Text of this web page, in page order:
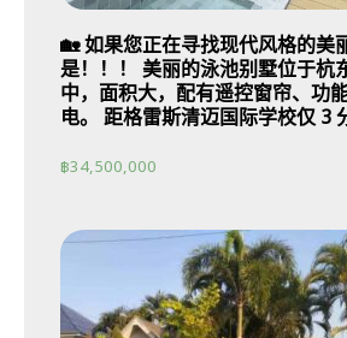
🏡 如果您正在寻找现代风格的美
是！！！ 美丽的泳池别墅位于杭
中，面积大，配有遥控窗帘、功
电。 距格雷斯清迈国际学校仅 3
฿34,500,000